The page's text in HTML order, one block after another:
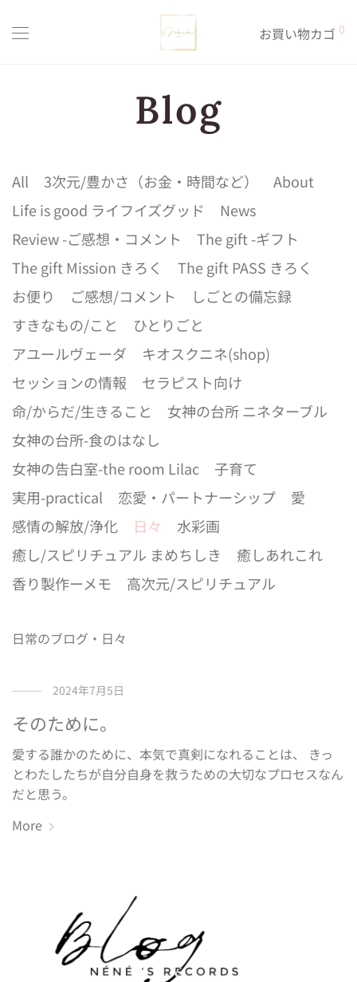
お買い物カゴ 0
All 3次元/豊かさ（お金・時間など）
About
Life is good ライフイズグッド
News
Review -ご感想・コメント
The gift -ギフト
The gift Mission きろく
The gift PASS きろく
お便り
ご感想/コメント
しごとの備忘録
すきなもの/こと
ひとりごと
アユールヴェーダ
キオスクニネ(shop)
セッションの情報
セラピスト向け
命/からだ/生きること
女神の台所 ニネターブル
女神の台所-食のはなし
女神の告白室-the room Lilac
子育て
実用-practical
恋愛・パートナーシップ
愛
感情の解放/浄化
日々
水彩画
癒し/スピリチュアル まめちしき
癒しあれこれ
香り製作ーメモ
高次元/スピリチュアル
日常のブログ・日々
2024年7月5日
そのために。
愛する誰かのために、本気で真剣になれることは、 きっ
とわたしたちが自分自身を救うための大切なプロセスなん
だと思う。
More